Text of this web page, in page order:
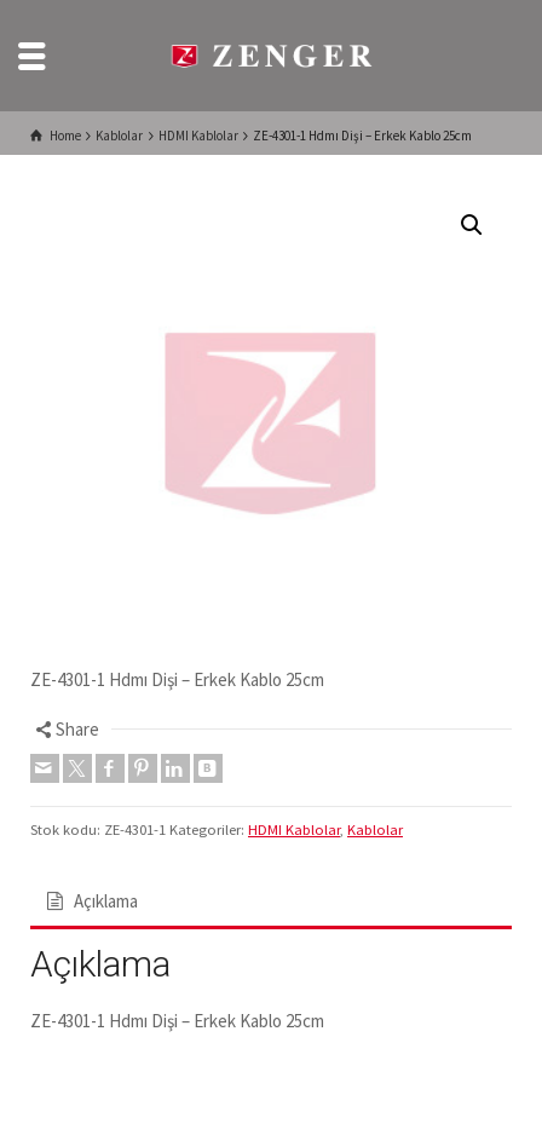
Home Kablolar HDMI Kablolar ZE-4301-1 Hdmı Dişi – Erkek Kablo 25cm
ZE-4301-1 Hdmı Dişi – Erkek Kablo 25cm
Share
Stok kodu: ZE-4301-1 Kategoriler: HDMI Kablolar, Kablolar
Açıklama
Açıklama
ZE-4301-1 Hdmı Dişi – Erkek Kablo 25cm